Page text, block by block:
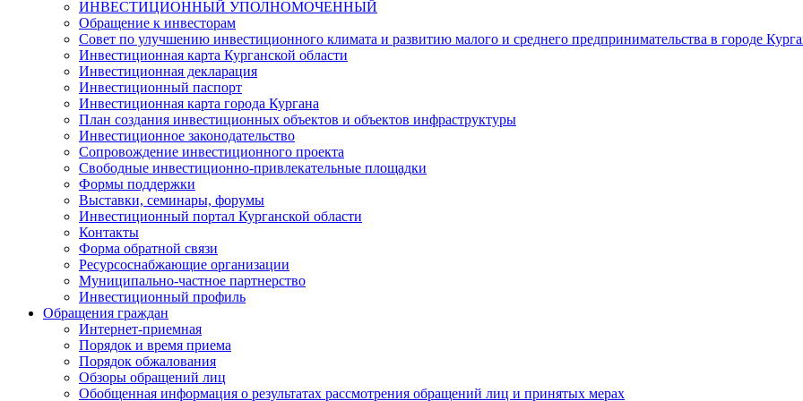
ИНВЕСТИЦИОННЫЙ УПОЛНОМОЧЕННЫЙ
Обращение к инвесторам
Совет по улучшению инвестиционного климата и развитию малого и среднего предпринимательства в городе
Инвестиционная карта Курганской области
Инвестиционная декларация
Инвестиционный паспорт
Инвестиционная карта города Кургана
План создания инвестиционных объектов и объектов инфраструктуры
Инвестиционное законодательство
Сопровождение инвестиционного проекта
Свободные инвестиционно-привлекательные площадки
Формы поддержки
Выставки, семинары, форумы
Инвестиционный портал Курганской области
Контакты
Форма обратной связи
Ресурсоснабжающие организации
Муниципально-частное партнерство
Инвестиционный профиль
Обращения граждан
Интернет-приемная
Порядок и время приема
Порядок обжалования
Обзоры обращений лиц
Обобщенная информация о результатах рассмотрения обращений лиц и принятых мерах